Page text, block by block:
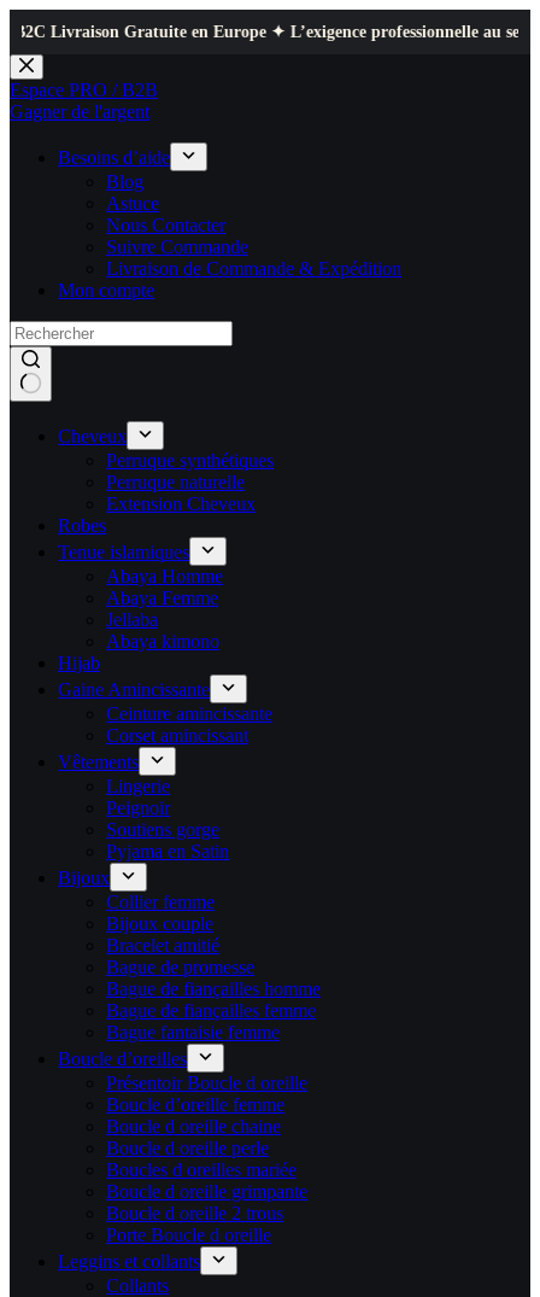
Gratuite en Europe ✦ L’exigence professionnelle au service de
Passer
au
contenu
Espace PRO / B2B
Gagner de l'argent
Besoins d’aide
Blog
Astuce
Nous Contacter
Suivre Commande
Livraison de Commande & Expédition
Mon compte
Cheveux
Perruque synthétiques
Perruque naturelle
Extension Cheveux
Robes
Tenue islamiques
Abaya Homme
Abaya Femme
Jellaba
Abaya kimono
Hijab
Gaine Amincissante
Ceinture amincissante
Corset amincissant
Vêtements
Lingerie
Peignoir
Soutiens gorge
Pyjama en Satin
Bijoux
Collier femme
Bijoux couple
Bracelet amitié
Bague de promesse
Bague de fiançailles homme
Bague de fiançailles femme
Bague fantaisie femme
Boucle d’oreilles
Présentoir Boucle d oreille
Boucle d’oreille femme
Boucle d oreille chaine
Boucle d oreille perle
Boucles d oreilles mariée
Boucle d oreille grimpante
Boucle d oreille 2 trous
Porte Boucle d oreille
Leggins et collants
Collants